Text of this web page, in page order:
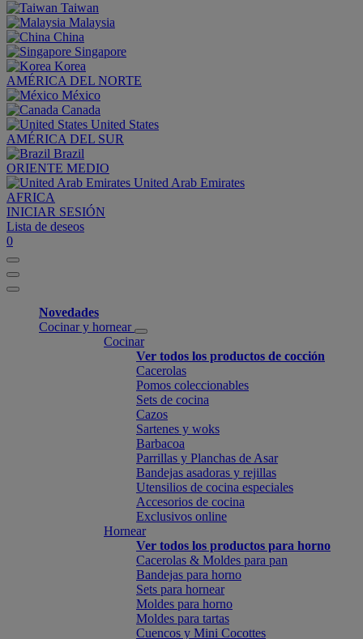
Taiwan
Malaysia
China
Singapore
Korea
AMÉRICA DEL NORTE
México
Canada
United States
AMÉRICA DEL SUR
Brazil
ORIENTE MEDIO
United Arab Emirates
AFRICA
INICIAR SESIÓN
Lista de deseos
0
Novedades
Cocinar y hornear
Cocinar
Ver todos los productos de cocción
Cacerolas
Pomos coleccionables
Sets de cocina
Cazos
Sartenes y woks
Barbacoa
Parrillas y Planchas de Asar
Bandejas asadoras y rejillas
Utensilios de cocina especiales
Accesorios de cocina
Exclusivos online
Hornear
Ver todos los productos para horno
Cacerolas & Moldes para pan
Bandejas para horno
Sets para hornear
Moldes para horno
Moldes para tartas
Cuencos y Mini Cocottes